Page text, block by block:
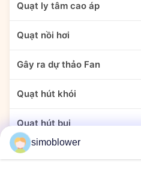
Quạt ly tâm cao áp
Quạt nồi hơi
Gây ra dự thảo Fan
Quạt hút khói
Quạt hút bụi
Quạt xi măng
simoblower